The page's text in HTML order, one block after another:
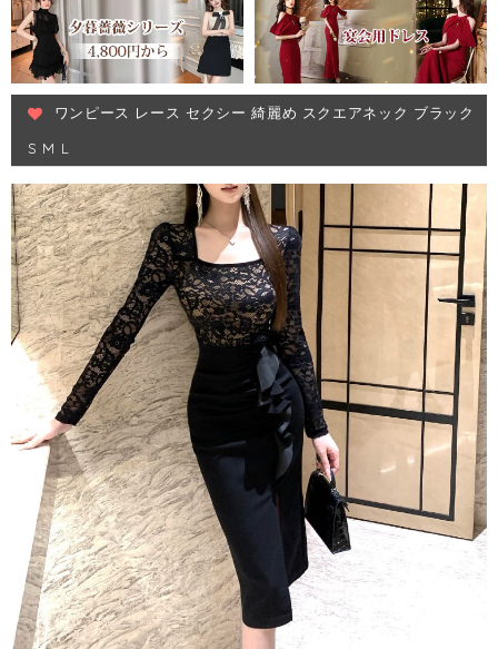
ワンピース レース セクシー 綺麗め スクエアネック ブラック
S M L